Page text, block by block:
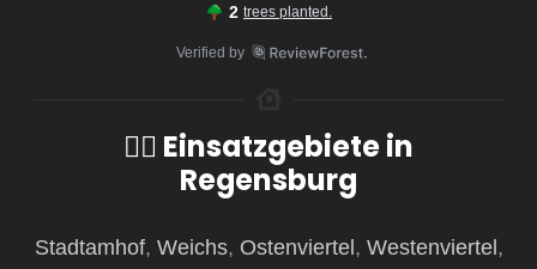
2 trees planted.
Verified by
🏳️‍🌈 Einsatzgebiete in
Regensburg
Stadtamhof, Weichs, Ostenviertel , Westenviertel ,